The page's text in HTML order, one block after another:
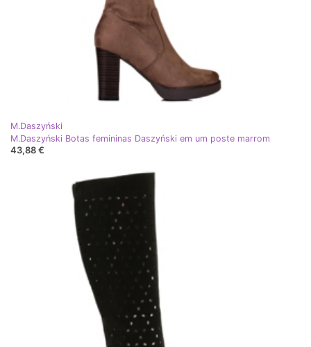
M.Daszyński
M.Daszyński Botas femininas Daszyński em um poste marrom
43,88 €